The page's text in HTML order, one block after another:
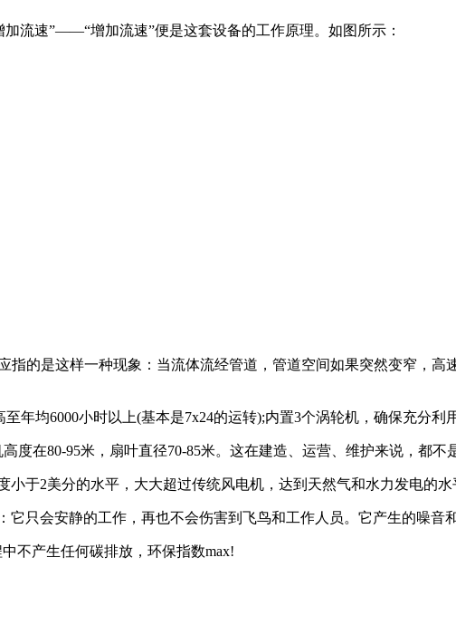
流速”——“增加流速”便是这套设备的工作原理。如图所示：
的是这样一种现象：当流体流经管道，管道空间如果突然变窄，高
均6000小时以上(基本是7x24的运转);内置3个涡轮机，确保充分利
在80-95米，扇叶直径70-85米。这在建造、运营、维护来说，都不
于2美分的水平，大大超过传统风电机，达到天然气和水力发电的水
会安静的工作，再也不会伤害到飞鸟和工作人员。它产生的噪音
不产生任何碳排放，环保指数max!